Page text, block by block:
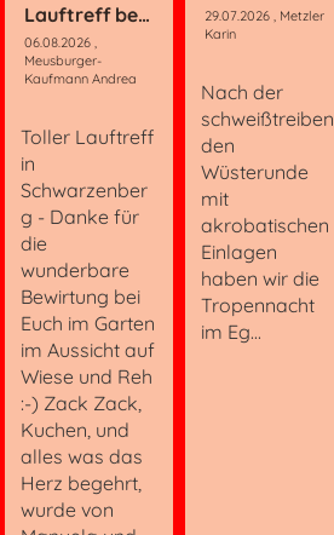
Lauftreff bei Bernhard und Manuela
06.08.2026 ,
Meusburger-
Kaufmann Andrea
Toller Lauftreff
in
Schwarzenber
g - Danke für
die
wunderbare
Bewirtung bei
Euch im Garten
im Aussicht auf
Wiese und Reh
:-) Zack Zack,
Kuchen, und
alles was das
Herz begehrt,
wurde von
29.07.2026, Metzler
Karin
Nach der
schweißtreiben
den
Wüsterunde
mit
akrobatischen
Einlagen
haben wir die
Tropennacht
im Eg...